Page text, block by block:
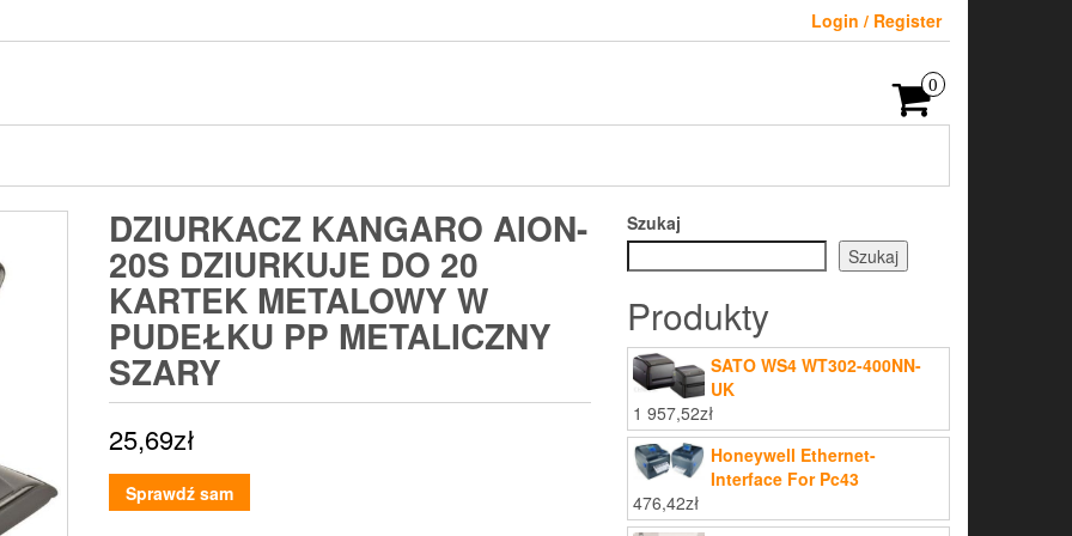
Login / Register
0
DZIURKACZ KANGARO AION-
20S DZIURKUJE DO 20
KARTEK METALOWY W
PUDEŁKU PP METALICZNY
SZARY
25,69zł
Sprawdź sam
Szukaj
Szukaj
Produkty
SATO WS4 WT302-400NN-
UK
1 957,52zł
Honeywell Ethernet-
Interface For Pc43
476,42zł